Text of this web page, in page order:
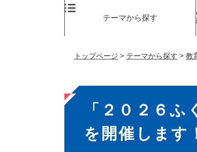
テーマから探す
トップページ > テーマから探す > 教
本
文
「２０２６
を開催します